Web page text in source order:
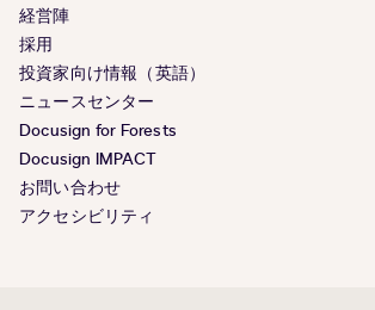
経営陣
採用
投資家向け情報（英語）
ニュースセンター
Docusign for Forests
Docusign IMPACT
お問い合わせ
アクセシビリティ